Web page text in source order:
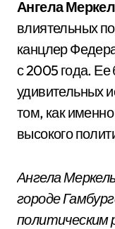
Ангела
влиятельных
канцлер
с 2005 года.
удивительных
том, как
высокого
Ангела
городе